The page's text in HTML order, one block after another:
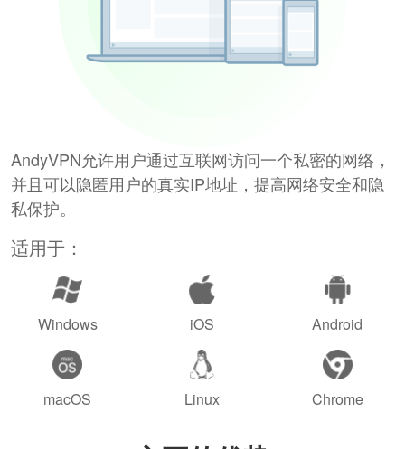
AndyVPN允许用户通过互联网访问一个私密的网络，
并且可以隐匿用户的真实IP地址，提高网络安全和隐
私保护。
适用于：
Windows iOS Android
macOS Linux Chrome